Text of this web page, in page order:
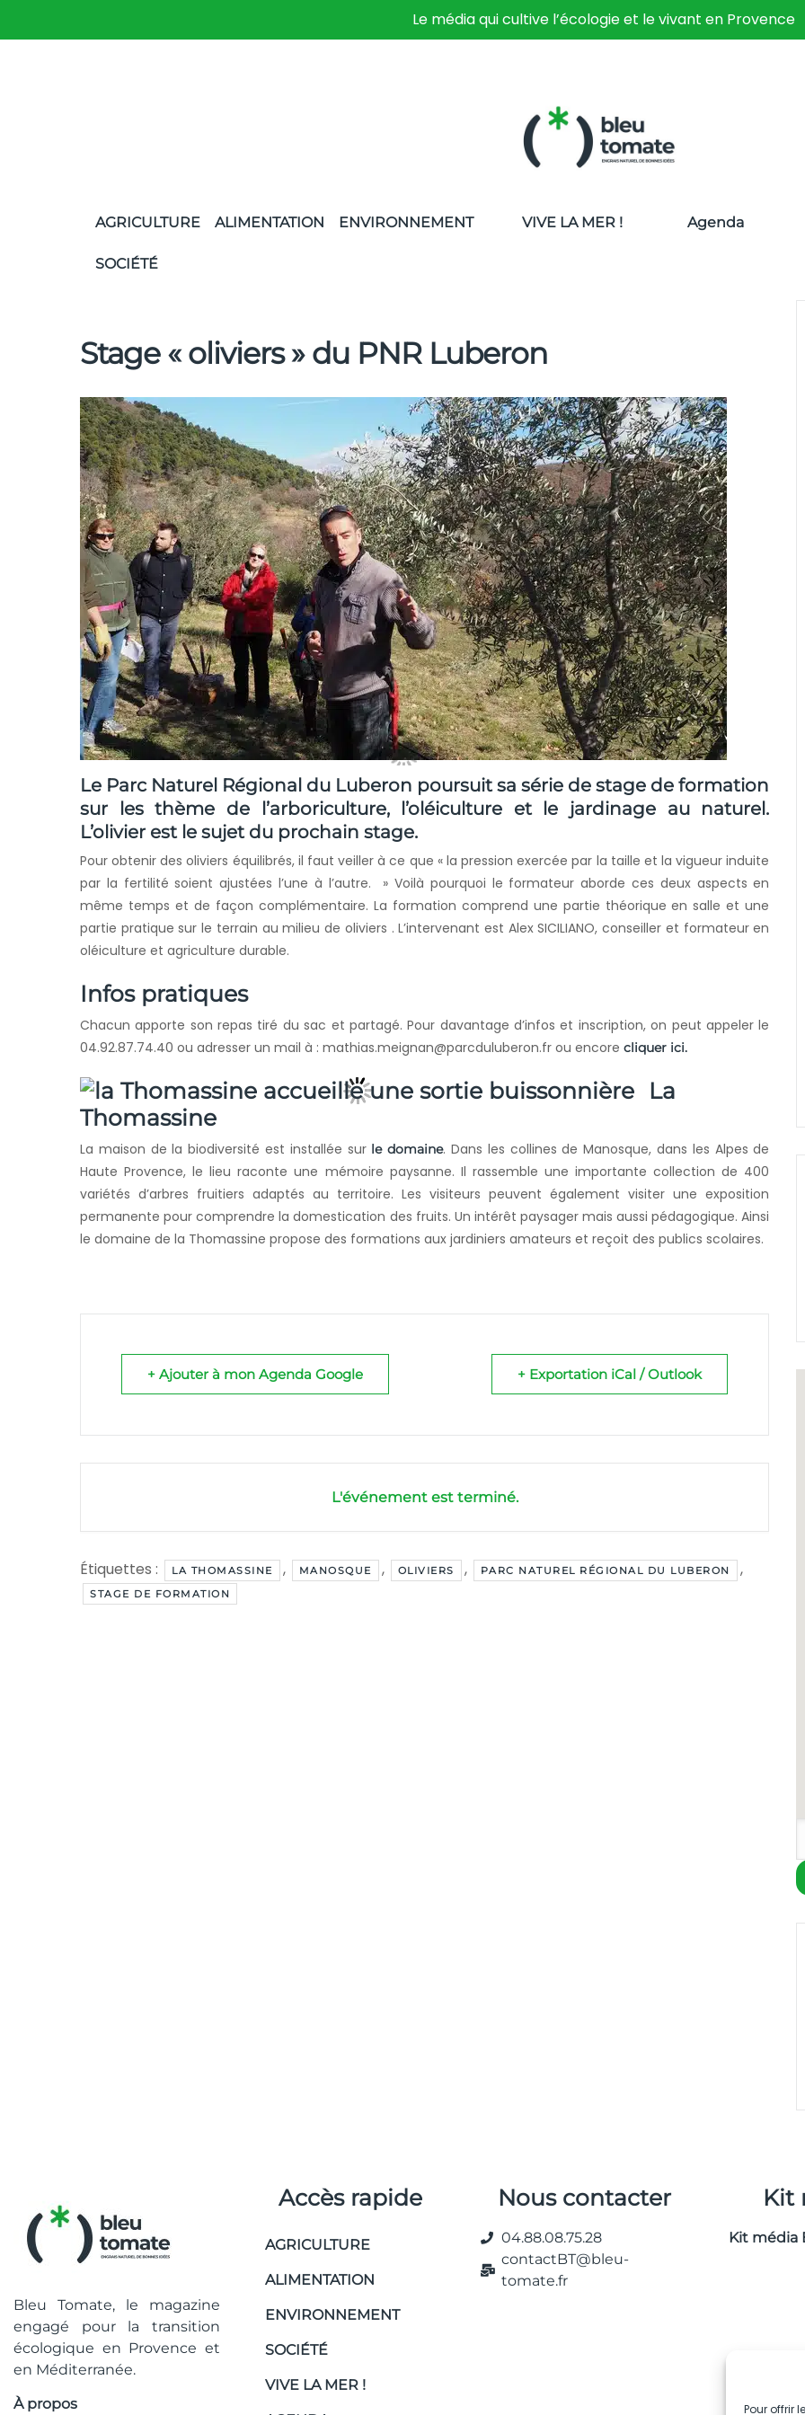
Pour offrir
Le média qui cultive l’écologie et le vivant en Provence
AGRICULTURE ALIMENTATION ENVIRONNEMENT
SOCIÉTÉ
VIVE LA MER ! Agenda
Stage « oliviers » du PNR Luberon
Le Parc Naturel Régional du Luberon poursuit sa série de stage de formation
sur les thème de l’arboriculture, l’oléiculture et le jardinage au naturel.
L’olivier est le sujet du prochain stage.
Pour obtenir des oliviers équilibrés, il faut veiller à ce que « la pression exercée par la taille et la vigueur induite
par la fertilité soient ajustées l’une à l’autre. » Voilà pourquoi le formateur aborde ces deux aspects en
même temps et de façon complémentaire. La formation comprend une partie théorique en salle et une
partie pratique sur le terrain au milieu de oliviers . L’intervenant est Alex SICILIANO, conseiller et formateur en
oléiculture et agriculture durable.
Infos pratiques
Chacun apporte son repas tiré du sac et partagé. Pour davantage d’infos et inscription, on peut appeler le
04.92.87.74.40 ou adresser un mail à : mathias.meignan@parcduluberon.fr ou encore cliquer ici.
La
Thomassine
La maison de la biodiversité est installée sur le domaine. Dans les collines de Manosque, dans les Alpes de
Haute Provence, le lieu raconte une mémoire paysanne. Il rassemble une importante collection de 400
variétés d’arbres fruitiers adaptés au territoire. Les visiteurs peuvent également visiter une exposition
permanente pour comprendre la domestication des fruits. Un intérêt paysager mais aussi pédagogique. Ainsi
le domaine de la Thomassine propose des formations aux jardiniers amateurs et reçoit des publics scolaires.
+ Ajouter à mon Agenda Google + Exportation iCal / Outlook
L'événement est terminé.
Étiquettes : LA THOMASSINE , MANOSQUE , OLIVIERS , PARC NATUREL RÉGIONAL DU LUBERON ,
STAGE DE FORMATION
Bleu Tomate, le magazine
engagé pour la transition
écologique en Provence et
en Méditerranée.
À propos
Accès rapide
AGRICULTURE
ALIMENTATION
ENVIRONNEMENT
SOCIÉTÉ
VIVE LA MER !
Nous contacter
04.88.08.75.28
contactBT@bleu-
tomate.fr
Kit
Kit média